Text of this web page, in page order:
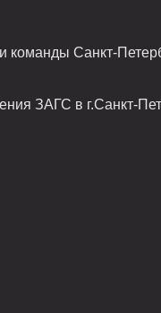
команды Санкт-
ЗАГС в г.Санкт-